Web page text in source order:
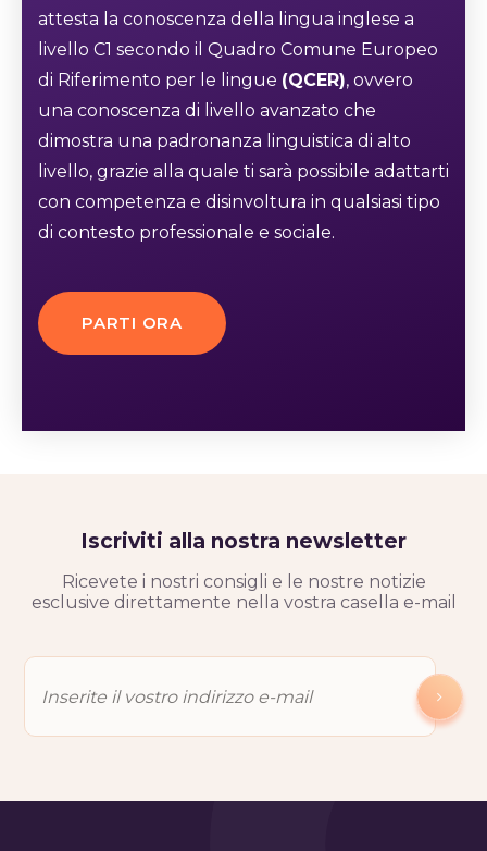
attesta la conoscenza della lingua inglese a
livello C1 secondo il Quadro Comune Europeo
di Riferimento per le lingue (QCER), ovvero
una conoscenza di livello avanzato che
dimostra una padronanza linguistica di alto
livello, grazie alla quale ti sarà possibile adattarti
con competenza e disinvoltura in qualsiasi tipo
di contesto professionale e sociale.
PARTI ORA
Iscriviti alla nostra newsletter
Ricevete i nostri consigli e le nostre notizie
esclusive direttamente nella vostra casella e-mail